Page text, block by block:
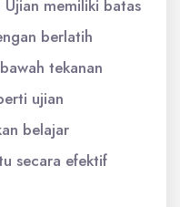
Ujian memiliki batas
berlatih
tekanan
ujian
belajar
secara efektif